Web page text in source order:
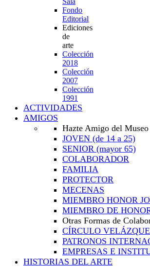
Fondo
Editorial
Ediciones
de
arte
Colección
2018
Colección
2007
Colección
1991
ACTIVIDADES
AMIGOS
Hazte Amigo del Museo
JOVEN (de 14 a 25)
SENIOR (mayor 65)
COLABORADOR
FAMILIA
PROTECTOR
MECENAS
MIEMBRO HONOR
MIEMBRO DE
Otras Formas de
CÍRCULO
PATRONOS
EMPRESAS E
HISTORIAS DEL ARTE